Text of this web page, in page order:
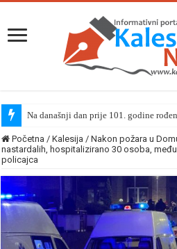
Na današnji dan prije 101. godine
Početna / Kalesija / Nakon požara u
nastardalih, hospitalizirano 30 osoba,
policajca